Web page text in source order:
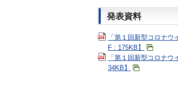
発表資料
「第１回新型コロナ
F : 175KB】
「第１回新型コロナ
34KB】